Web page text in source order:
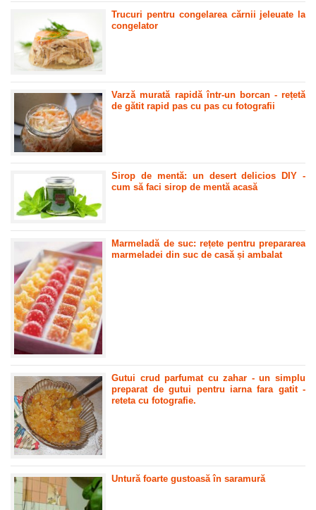
Trucuri pentru congelarea cărnii jeleuate la
congelator
Varză murată rapidă într-un borcan - rețetă
de gătit rapid pas cu pas cu fotografii
Sirop de mentă: un desert delicios DIY -
cum să faci sirop de mentă acasă
Marmeladă de suc: rețete pentru prepararea
marmeladei din suc de casă și ambalat
Gutui crud parfumat cu zahar - un simplu
preparat de gutui pentru iarna fara gatit -
reteta cu fotografie.
Untură foarte gustoasă în saramură